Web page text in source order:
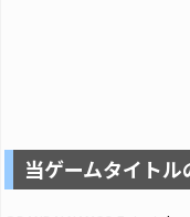
当ゲームタイト